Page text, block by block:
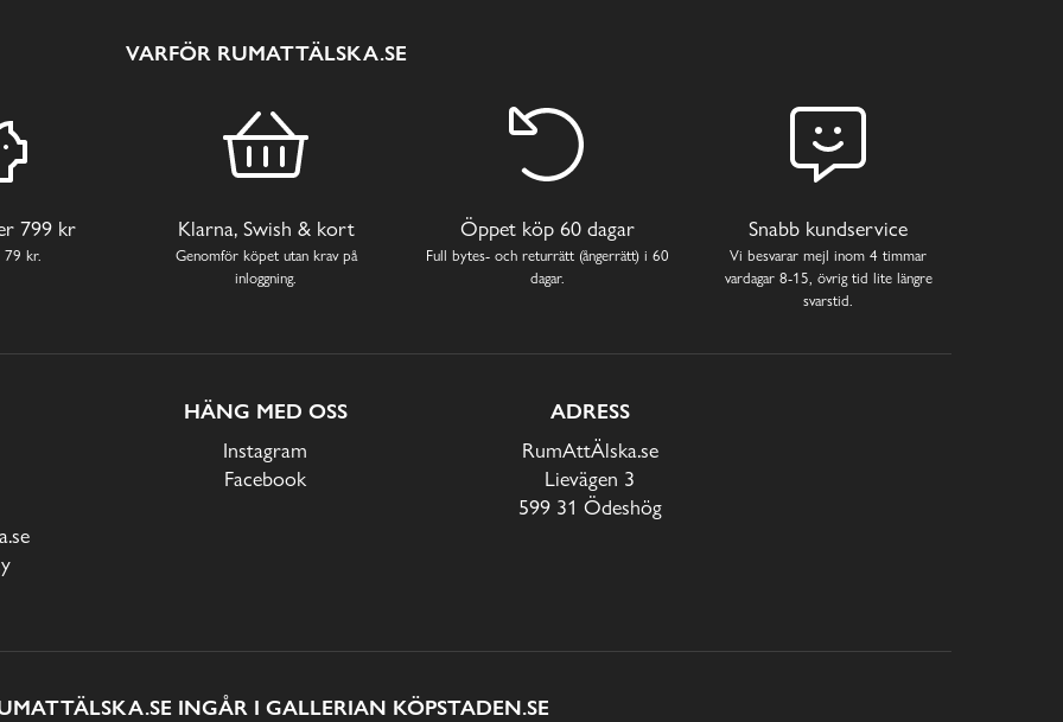
VARFÖR RUMATTÄLSKA.SE
799 kr
79 kr.
Klarna, Swish & kort
Genomför köpet utan krav på
inloggning.
Öppet köp 60 dagar
Full bytes- och returrätt (ångerrätt) i 60
dagar.
Snabb kundservice
Vi besvarar mejl inom 4 timmar
vardagar 8-15, övrig tid lite längre
svarstid.
HÄNG MED OSS
Instagram
Facebook
ADRESS
RumAttÄlska.se
Lievägen 3
599 31 Ödeshög
INGÅR I GALLERIAN KÖPSTADEN.SE